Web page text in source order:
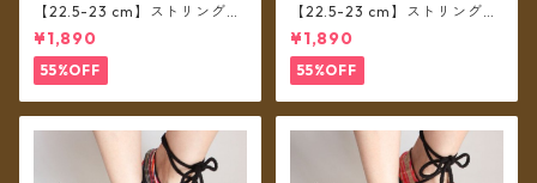
【22.5-23 cm】ストリングシ
ューズ モン族布 D
¥1,890
55%OFF
【22.5-23 cm】ストリングシ
ューズ モン族布 C
¥1,890
55%OFF